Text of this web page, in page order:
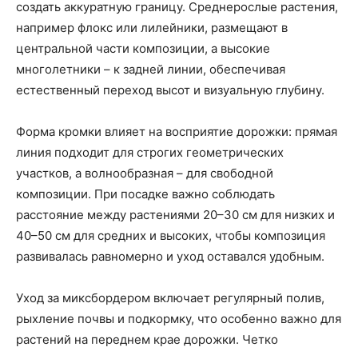
создать аккуратную границу. Среднерослые растения,
например флокс или лилейники, размещают в
центральной части композиции, а высокие
многолетники – к задней линии, обеспечивая
естественный переход высот и визуальную глубину.
Форма кромки влияет на восприятие дорожки: прямая
линия подходит для строгих геометрических
участков, а волнообразная – для свободной
композиции. При посадке важно соблюдать
расстояние между растениями 20–30 см для низких и
40–50 см для средних и высоких, чтобы композиция
развивалась равномерно и уход оставался удобным.
Уход за миксбордером включает регулярный полив,
рыхление почвы и подкормку, что особенно важно для
растений на переднем крае дорожки. Четко